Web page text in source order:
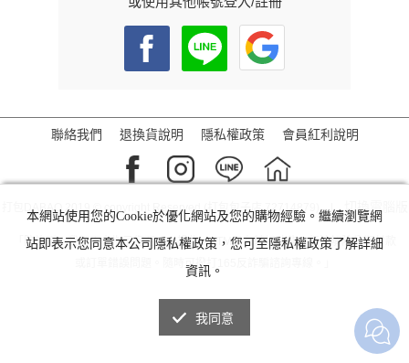
聯絡我們 退換貨說明 隱私權政策 會員紅利說明
打包DABAO 2019 © copyright Reserved.(打包包子店 72714879) | 切換電腦版
「防詐騙！我們不會指示您至ATM操作。ATM只有轉帳功能，無法解除分期付款
或訂單錯誤問題。隨時可撥打165反詐騙諮詢專線。」
本網站使用您的Cookie於優化網站及您的購物經驗。繼續瀏覽網
站即表示您同意本公司隱私權政策，您可至隱私權政策了解詳細
資訊。
我同意